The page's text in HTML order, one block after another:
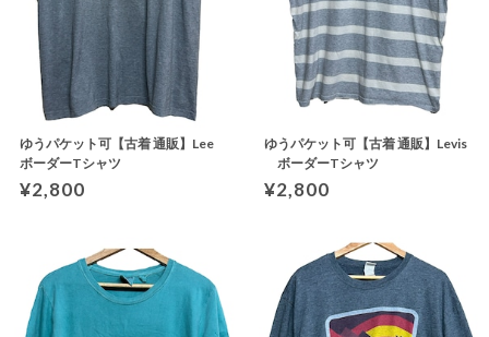
ゆうパケット可【古着 通販】Lee
ボーダーTシャツ
¥2,800
ゆうパケット可【古着 通販】Levis
ボーダーTシャツ
¥2,800